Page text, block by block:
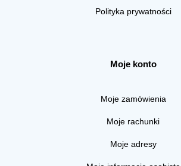
Polityka prywatności
Moje konto
Moje zamówienia
Moje rachunki
Moje adresy